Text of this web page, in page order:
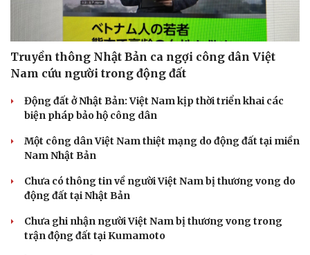
Truyền thông Nhật Bản ca ngợi công dân Việt
Nam cứu người trong động đất
Động đất ở Nhật Bản: Việt Nam kịp thời triển khai các
biện pháp bảo hộ công dân
Một công dân Việt Nam thiệt mạng do động đất tại miền
Nam Nhật Bản
Chưa có thông tin về người Việt Nam bị thương vong do
động đất tại Nhật Bản
Chưa ghi nhận người Việt Nam bị thương vong trong
trận động đất tại Kumamoto